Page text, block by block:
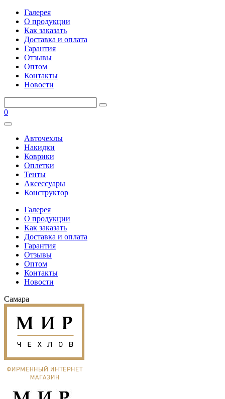
Галерея
О продукции
Как заказать
Доставка и оплата
Гарантия
Отзывы
Оптом
Контакты
Новости
0
Авточехлы
Накидки
Коврики
Оплетки
Тенты
Аксессуары
Конструктор
Галерея
О продукции
Как заказать
Доставка и оплата
Гарантия
Отзывы
Оптом
Контакты
Новости
Самара